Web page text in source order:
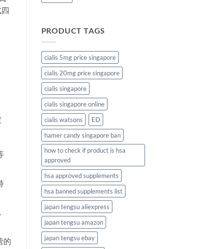
的
PRODUCT TAGS
cialis 5mg price singapore
cialis 20mg price singapore
cialis singapore
cialis singapore online
cialis watsons
ED
hamer candy singapore ban
how to check if product is hsa
approved
hsa approved supplements
hsa banned supplements list
japan tengsu aliexpress
japan tengsu amazon
japan tengsu ebay